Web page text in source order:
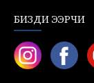
БИЗДИ ЭЭРЧИ